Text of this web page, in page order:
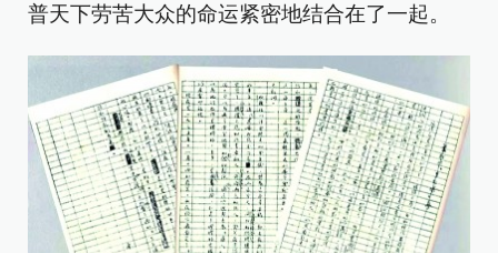
普天下劳苦大众的命运紧密地结合在了一起。